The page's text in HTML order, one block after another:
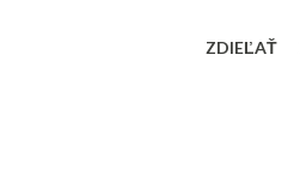
ZDIEĽAŤ